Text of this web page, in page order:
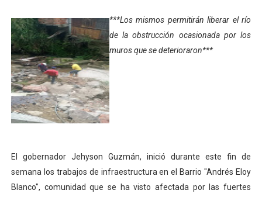
Impulsan plan estratégico de seguridad ciudadana
Mérida impulsa desarrollo económico con taller de
Fomficc consolida alianzas e impulsa la economía
Niños de Estudiantes de Mérida sembraron 110
Inicia el plan vacacional Venezuela Renace en el
Entregan planta eléctrica para fortalecer la atención
***Los mismos permitirán liberar el río
de la obstrucción ocasionada por los
muros que se deterioraron***
El gobernador Jehyson Guzmán, inició durante este fin de
semana los trabajos de infraestructura en el Barrio "Andrés Eloy
Blanco", comunidad que se ha visto afectada por las fuertes